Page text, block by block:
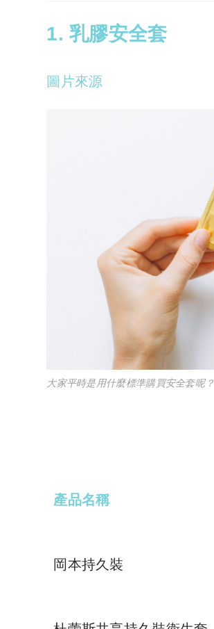
1. 乳膠安全套
圖片來源
大家平時是用什麼標準購買安全套呢？
產品名稱
岡本持久裝